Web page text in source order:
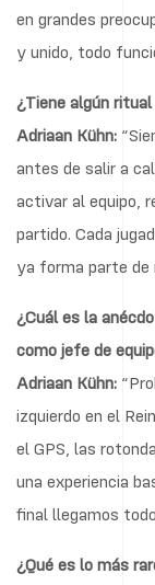
en grandes
y unido, todo
¿Tiene algún
Adriaan Kühn:
antes de salir a
activar al equipo,
partido. Cada
ya forma parte de
¿Cuál es la
como jefe de
Adriaan Kühn:
izquierdo en el
el GPS, las
una experiencia
final llegamos
¿Qué es lo más